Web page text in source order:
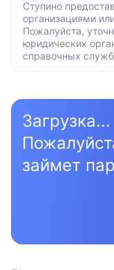
Ступино
организациями
Пожалуйста,
юридических
справочных
Загрузка...
займет